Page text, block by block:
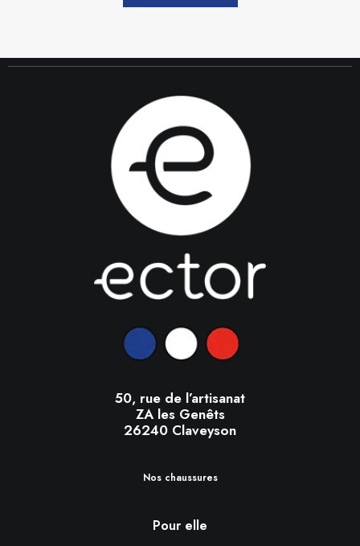
50, rue de l’artisanat
ZA les Genêts
26240 Claveyson
Nos chaussures
Pour elle